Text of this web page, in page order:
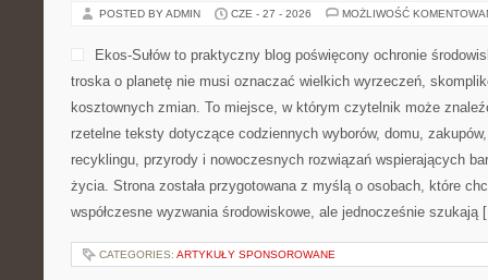
POSTED BY ADMIN CZE - 27 - 2026 MOŻLIWOŚĆ
Ekos-Sułów to praktyczny blog poświęcony ochronie
troska o planetę nie musi oznaczać wielkich wyrzeczeń,
kosztownych zmian. To miejsce, w którym czytelnik może
rzetelne teksty dotyczące codziennych wyborów, domu,
recyklingu, przyrody i nowoczesnych rozwiązań wspierających
życia. Strona została przygotowana z myślą o osobach, które
współczesne wyzwania środowiskowe, ale jednocześnie
CATEGORIES: ARTYKUŁY SPONSOROWANE